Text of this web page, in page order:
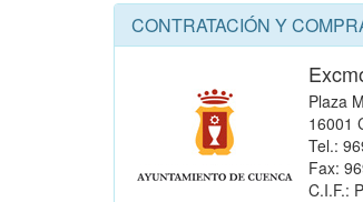
CONTRATACIÓN Y
Plaza
16001
Tel.:
Fax:
C.I.F.: